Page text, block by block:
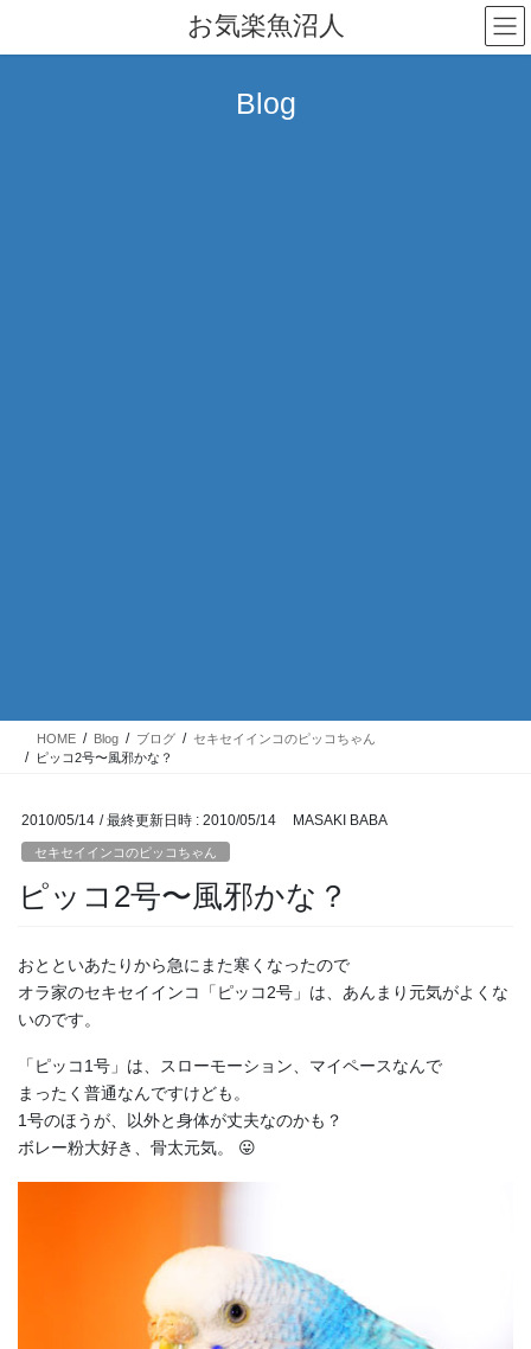
テ
ゲ
お気楽魚沼人
Blog
HOME Blog ブログ
セキセイインコのピッコちゃん
ピッコ2号〜風邪かな？
2010/05/14 / 最終更新日時 : 2010/05/14 MASAKI BABA
セキセイインコのピッコちゃん
ピッコ2号〜風邪かな？
おとといあたりから急にまた寒くなったので
オラ家のセキセイインコ「ピッコ2号」は、あんまり元気がよくな
いのです。
「ピッコ1号」は、スローモーション、マイペースなんで
まったく普通なんですけども。
1号のほうが、以外と身体が丈夫なのかも？
ボレー粉大好き、骨太元気。 😛